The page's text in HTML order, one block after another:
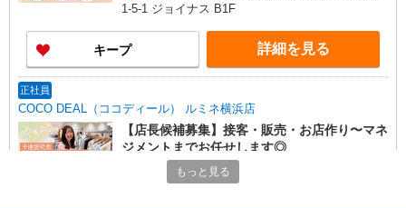
1-5-1 ジョイナス B1F
キープ 詳細を見る
正社員
COCO DEAL（ココディール） ルミネ横浜店
【店長候補募集】接客・販売・お店作り〜マネ
ジメントまでお任せします◎
未経験：月給243,800円〜400,000円 経験者
（店長候補）：月給300,000円〜 ※試用期間中は
もっと見る